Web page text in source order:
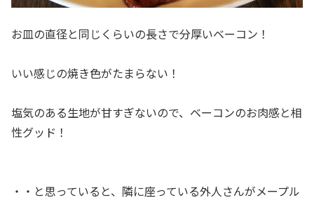
お皿の直径と同じくらいの長さで分厚いベーコン！
いい感じの焼き色がたまらない！
塩気のある生地が甘すぎないので、ベーコンのお肉感と相
性グッド！
・・と思っていると、隣に座っている外人さんがメープル